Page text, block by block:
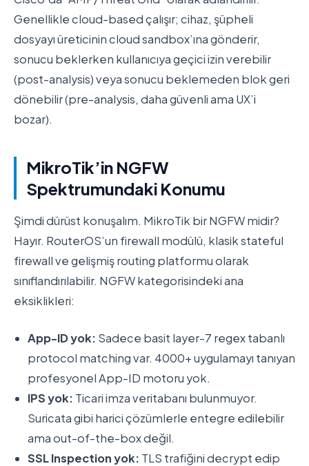
Genellikle cloud-based çalışır; cihaz, şüpheli
dosyayı üreticinin cloud sandbox’ına gönderir,
sonucu beklerken kullanıcıya geçici izin verebilir
(post-analysis) veya sonucu beklemeden blok geri
dönebilir (pre-analysis, daha güvenli ama UX’i
bozar).
MikroTik’in NGFW
Spektrumundaki Konumu
Şimdi dürüst konuşalım. MikroTik bir NGFW midir?
Hayır. RouterOS’un firewall modülü, klasik stateful
firewall ve gelişmiş routing platformu olarak
sınıflandırılabilir. NGFW kategorisindeki ana
eksiklikleri:
App-ID yok: Sadece basit layer-7 regex tabanlı
protocol matching var. 4000+ uygulamayı tanıyan
profesyonel App-ID motoru yok.
IPS yok: Ticari imza veritabanı bulunmuyor.
Suricata gibi harici çözümlerle entegre edilebilir
ama out-of-the-box değil.
SSL Inspection yok: TLS trafiğini decrypt edip